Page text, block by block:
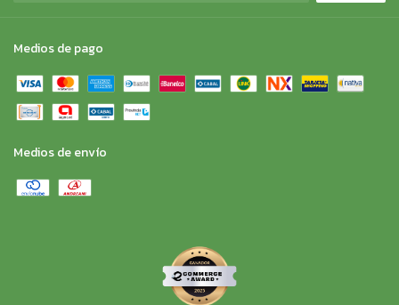
Medios de pago
Medios de envío